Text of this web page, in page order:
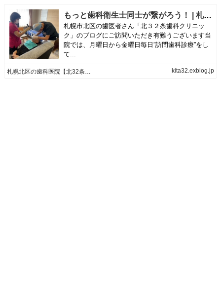
もっと歯科衛生士同士が繋がろう！ | 札幌北区の歯科医院【北32条歯科クリニック】のブログ
札幌市北区の歯医者さん「北３２条歯科クリニッ
ク」のブログにご訪問いただき有難うございます当
院では、月曜日から金曜日毎日”訪問歯科診療”をし
て...
札幌北区の歯科医院【北32条歯科クリニック】のブログ kita32.exblog.jp